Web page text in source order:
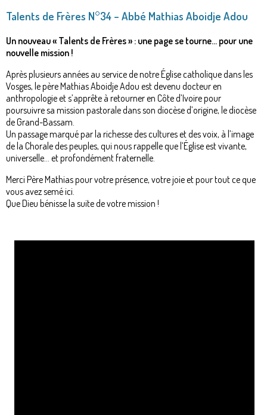
ici
Talents de Frères N°34 – Abbé Mathias Aboidje Adou
Un nouveau « Talents de Frères » : une page se tourne... pour une
nouvelle mission !
Après plusieurs années au service de notre Église catholique dans les
Vosges, le père Mathias Aboidje Adou est devenu docteur en
anthropologie et s’apprête à retourner en Côte d’Ivoire pour
poursuivre sa mission pastorale dans son diocèse d’origine, le diocèse
de Grand-Bassam.
Un passage marqué par la richesse des cultures et des voix, à l’image
de la Chorale des peuples, qui nous rappelle que l’Église est vivante,
universelle… et profondément fraternelle.
Merci Père Mathias pour votre présence, votre joie et pour tout ce que
vous avez semé ici.
Que Dieu bénisse la suite de votre mission !